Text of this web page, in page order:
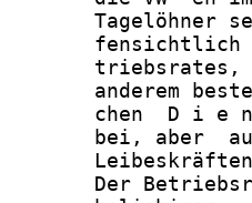
Tagelöhner
fensichtlich
triebsrates,
anderem
chen  D i e
bei, aber
Der